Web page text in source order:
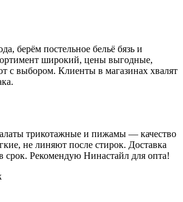
берём постельное бельё бязь и
широкий, цены выгодные,
с выбором. Клиенты в магазинах хвалят
трикотажные и пижамы — качество
не линяют после стирок. Доставка
срок. Рекомендую Нинастайл для опта!